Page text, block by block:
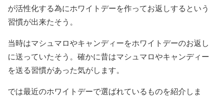
が活性化する為にホワイトデーを作ってお返しするという
習慣が出来たそう。
当時はマシュマロやキャンディーをホワイトデーのお返し
に送っていたそう。確かに昔はマシュマロやキャンディー
を送る習慣があった気がします。
では最近のホワイトデーで選ばれているものを紹介しま